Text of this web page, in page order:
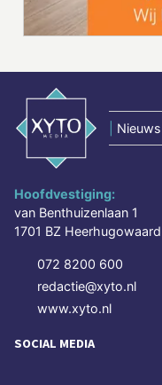
Hoofdvestiging:
van Benthuizenlaan 1
1701 BZ Heerhugowaard
072 8200 600
redactie@xyto.nl
www.xyto.nl
SOCIAL MEDIA